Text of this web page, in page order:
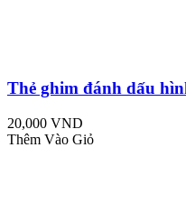
Thẻ ghim đánh dấu
20,000 VND
Thêm Vào Giỏ